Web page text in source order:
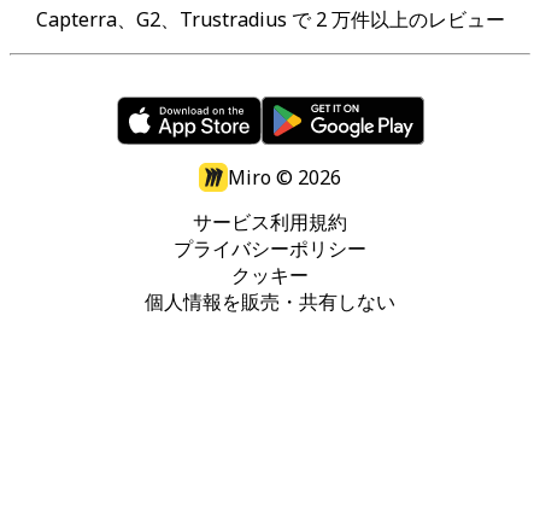
Capterra、G2、Trustradius で 2 万件以上のレビュー
Miro © 2026
サービス利用規約
プライバシーポリシー
クッキー
個人情報を販売・共有しない